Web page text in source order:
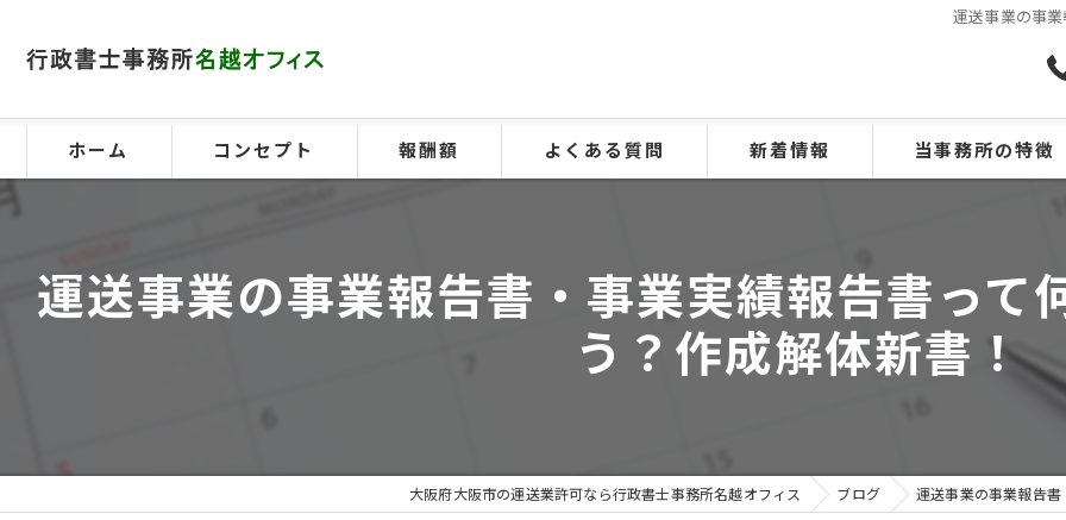
運送事業の事
ホーム コンセプト 報酬額 よくある質問 新着情報 当事務所の特徴
京都の運送業許可
巡回指導
介護タクシー事業許可
運送事業の事業報告書・事業実績報告書って
う？作成解体新書！
大阪府大阪市の運送業許可なら行政書士事務所名越オフィス ブログ 運送事業の事業報告